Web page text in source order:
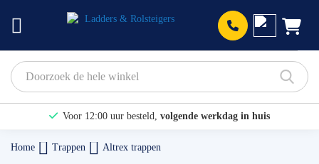
Voor 12:00 uur besteld, volgende werkdag in huis
Bekijk hier onze Actiepagina
Home Trappen Altrex trappen